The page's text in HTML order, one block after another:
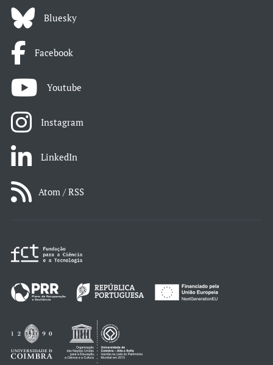
Bluesky
Facebook
Youtube
Instagram
LinkedIn
Atom / RSS